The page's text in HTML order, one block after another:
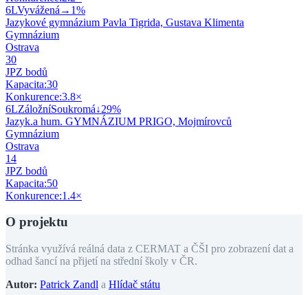
6LVyvážená → 1%
Jazykové gymnázium Pavla Tigrida, Gustava Klimenta
Gymnázium
Ostrava
30
JPZ bodů
Kapacita:30
Konkurence:3.8×
6LZáložníSoukromá↓29%
Jazyk.a hum. GYMNÁZIUM PRIGO, Mojmírovců
Gymnázium
Ostrava
14
JPZ bodů
Kapacita:50
Konkurence:1.4×
O projektu
Stránka využívá reálná data z CERMAT a ČŠI pro zobrazení dat a
odhad šancí na přijetí na střední školy v ČR.
Autor: Patrick Zandl a Hlídač státu